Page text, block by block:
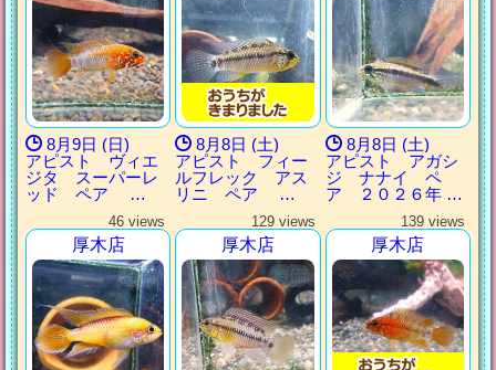
8月9日 (日)
アピスト ヴィエ
ジタ スーパーレ
ッド ペア …
8月8日 (土)
アピスト フィー
ルフレック アス
リニ ペア …
8月8日 (土)
アピスト アガシ
ジ ナナイ ペ
ア ２０２６年 …
46 views
厚木店
129 views
厚木店
139 views
厚木店